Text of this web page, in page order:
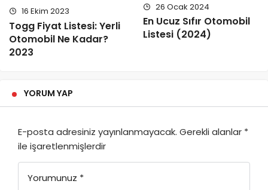
16 Ekim 2023
Togg Fiyat Listesi: Yerli
Otomobil Ne Kadar?
2023
26 Ocak 2024
En Ucuz Sıfır Otomobil
Listesi (2024)
YORUM YAP
E-posta adresiniz yayınlanmayacak. Gerekli alanlar *
ile işaretlenmişlerdir
Yorumunuz *